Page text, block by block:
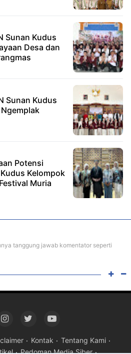
Sunan Kudus
Desa dan
Sunan Kudus
Potensi
Kelompok
Muria
tanggung jawab komentator seperti
Kontak
Tentang Kami
Pedoman Media Siber